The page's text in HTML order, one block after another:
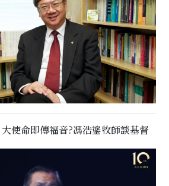
大使命即傳福音?馮浩鎏牧師談基督